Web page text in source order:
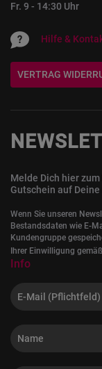
Fr. 9 - 14:30 Uhr
Hilfe &
VERTRAG
Melde Dich hier
Gutschein auf
Wenn Sie unseren
Bestandsdaten wie E-
Kundengruppe
Ihrer Einwilligung
Info